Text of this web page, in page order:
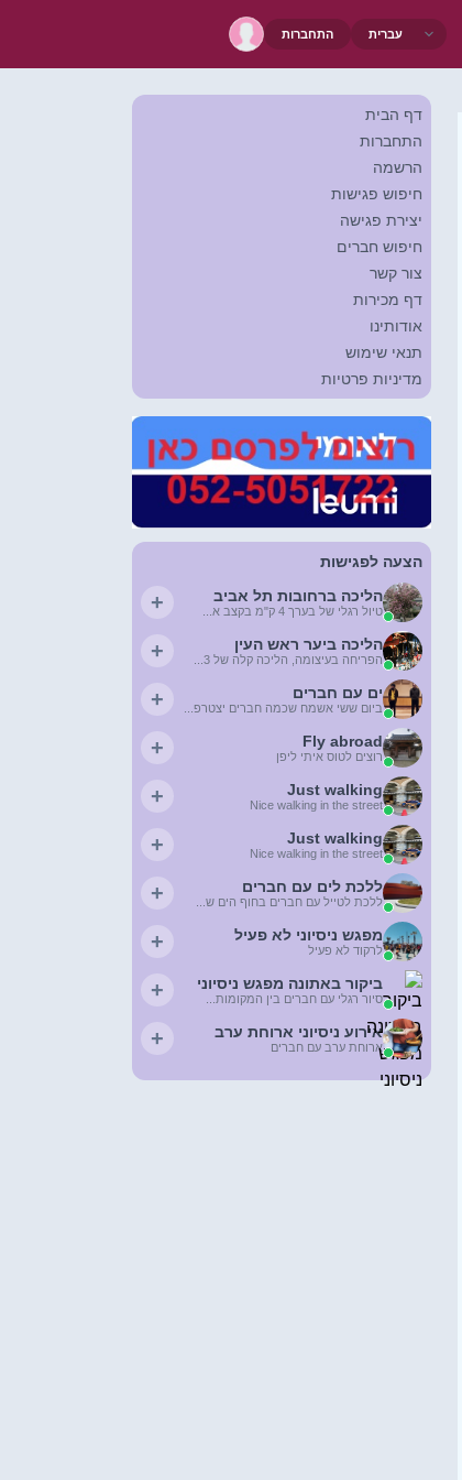
התחברות
דף הבית
התחברות
הרשמה
חיפוש פגישות
יצירת פגישה
חיפוש חברים
צור קשר
דף מכירות
אודותינו
תנאי שימוש
מדיניות פרטיות
הצעה לפגישות
הליכה ברחובות תל אביב
טיול רגלי של בערך 4 ק"מ בקצב א... +
הליכה ביער ראש העין
הפריחה בעיצומה, הליכה קלה של 3... +
ים עם חברים
ביום ששי אשמח שכמה חברים יצטרפ... +
Fly abroad
רוצים לטוס איתי ליפן +
Just walking
Nice walking in the street
+
Just walking
Nice walking in the street
+
ללכת לים עם חברים
ללכת לטייל עם חברים בחוף הים ש... +
מפגש ניסיוני לא פעיל
לרקוד לא פעיל +
ביקור באתונה מפגש ניסיוני
סיור רגלי עם חברים בין המקומות... +
אירוע ניסיוני ארוחת ערב
ארוחת ערב עם חברים +